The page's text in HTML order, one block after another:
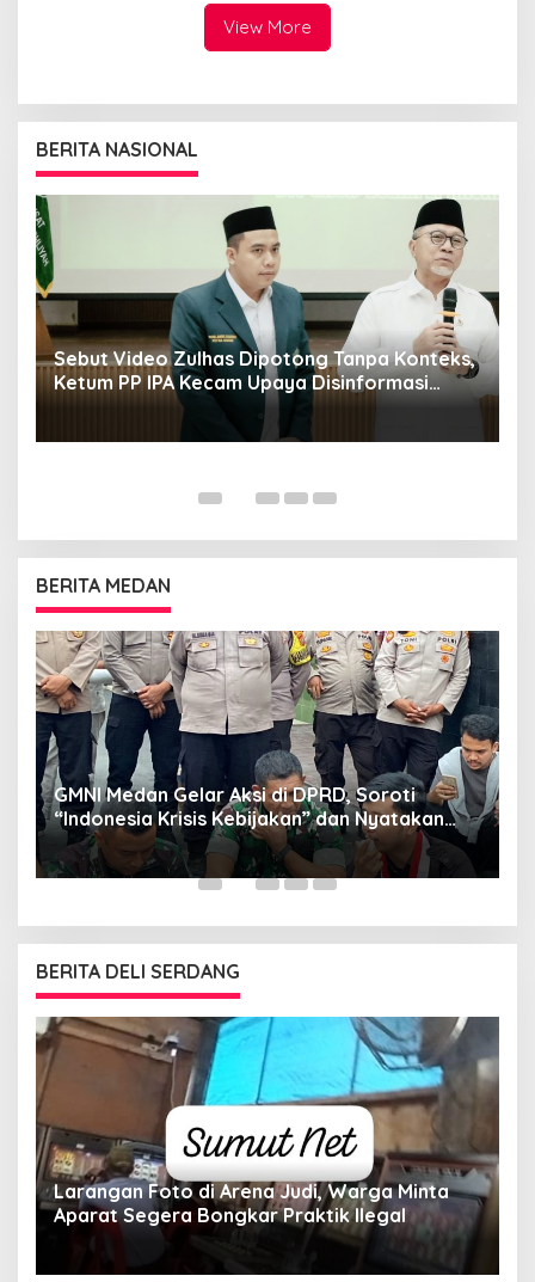
View More
BERITA NASIONAL
Sebut Video Zulhas Dipotong Tanpa Konteks,
Ketum PP IPA Kecam Upaya Disinformasi
BERITA MEDAN
GMNI Medan Gelar Aksi di DPRD, Soroti
“Indonesia Krisis Kebijakan” dan Nyatakan
Mosi Tidak Percaya
BERITA DELI SERDANG
Larangan Foto di Arena Judi, Warga Minta
Aparat Segera Bongkar Praktik Ilegal